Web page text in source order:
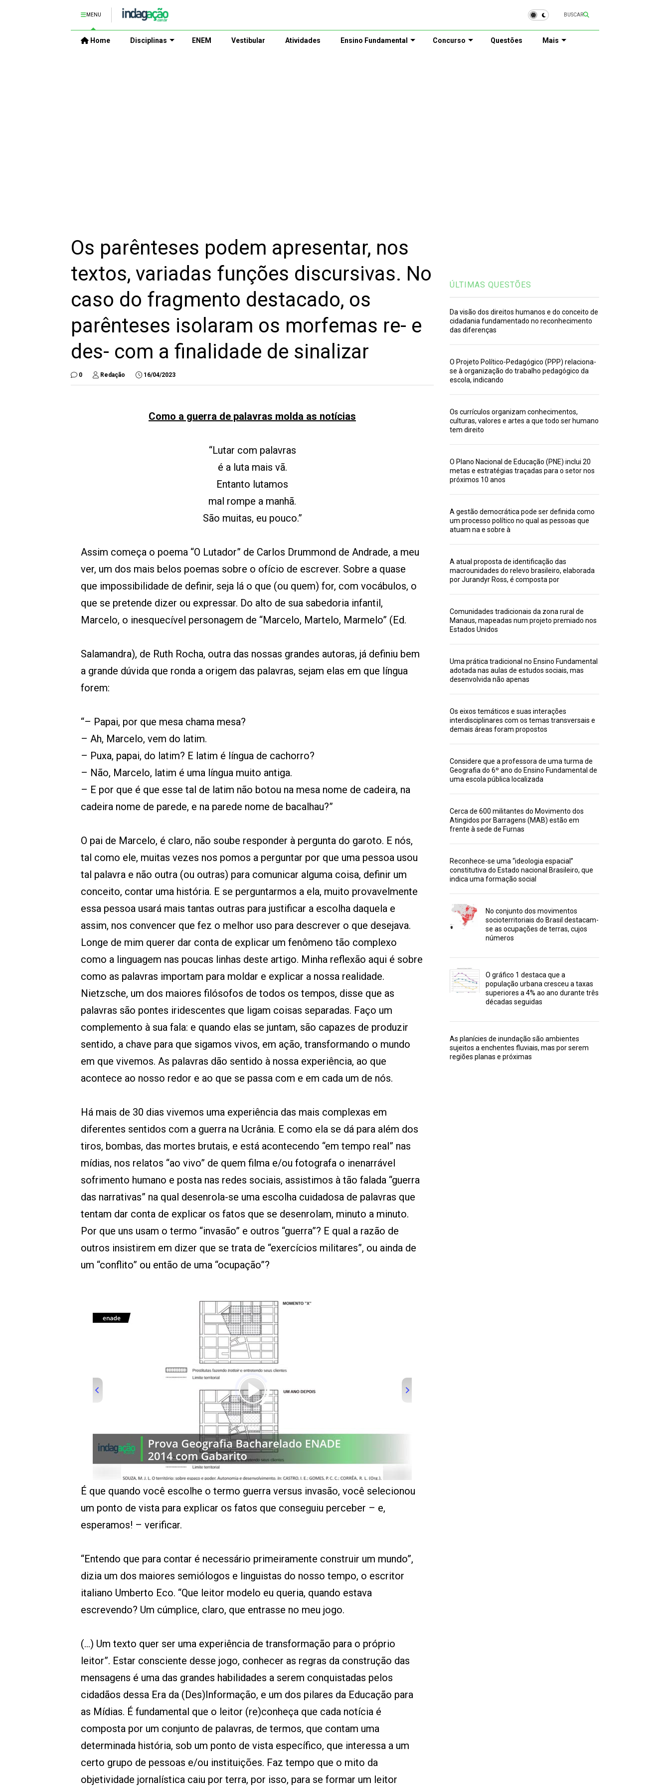
MENU BUSCAR
Home Disciplinas ENEM Vestibular Atividades Ensino Fundamental Concurso Questões Mais
Os parênteses podem apresentar, nos
textos, variadas funções discursivas. No
caso do fragmento destacado, os
parênteses isolaram os morfemas re- e
des- com a finalidade de sinalizar
0 Redação 16/04/2023
Como a guerra de palavras molda as notícias
“Lutar com palavras
é a luta mais vã.
Entanto lutamos
mal rompe a manhã.
São muitas, eu pouco.”
Assim começa o poema “O Lutador” de Carlos Drummond de Andrade, a meu
ver, um dos mais belos poemas sobre o ofício de escrever. Sobre a quase
que impossibilidade de definir, seja lá o que (ou quem) for, com vocábulos, o
que se pretende dizer ou expressar. Do alto de sua sabedoria infantil,
Marcelo, o inesquecível personagem de “Marcelo, Martelo, Marmelo” (Ed.
Salamandra), de Ruth Rocha, outra das nossas grandes autoras, já definiu bem
a grande dúvida que ronda a origem das palavras, sejam elas em que língua
forem:
“– Papai, por que mesa chama mesa?
– Ah, Marcelo, vem do latim.
– Puxa, papai, do latim? E latim é língua de cachorro?
– Não, Marcelo, latim é uma língua muito antiga.
– E por que é que esse tal de latim não botou na mesa nome de cadeira, na
cadeira nome de parede, e na parede nome de bacalhau?”
O pai de Marcelo, é claro, não soube responder à pergunta do garoto. E nós,
tal como ele, muitas vezes nos pomos a perguntar por que uma pessoa usou
tal palavra e não outra (ou outras) para comunicar alguma coisa, definir um
conceito, contar uma história. E se perguntarmos a ela, muito provavelmente
essa pessoa usará mais tantas outras para justificar a escolha daquela e
assim, nos convencer que fez o melhor uso para descrever o que desejava.
Longe de mim querer dar conta de explicar um fenômeno tão complexo
como a linguagem nas poucas linhas deste artigo. Minha reflexão aqui é sobre
como as palavras importam para moldar e explicar a nossa realidade.
Nietzsche, um dos maiores filósofos de todos os tempos, disse que as
palavras são pontes iridescentes que ligam coisas separadas. Faço um
complemento à sua fala: e quando elas se juntam, são capazes de produzir
sentido, a chave para que sigamos vivos, em ação, transformando o mundo
em que vivemos. As palavras dão sentido à nossa experiência, ao que
acontece ao nosso redor e ao que se passa com e em cada um de nós.
Há mais de 30 dias vivemos uma experiência das mais complexas em
diferentes sentidos com a guerra na Ucrânia. E como ela se dá para além dos
tiros, bombas, das mortes brutais, e está acontecendo “em tempo real” nas
mídias, nos relatos “ao vivo” de quem filma e/ou fotografa o inenarrável
sofrimento humano e posta nas redes sociais, assistimos à tão falada “guerra
das narrativas” na qual desenrola-se uma escolha cuidadosa de palavras que
tentam dar conta de explicar os fatos que se desenrolam, minuto a minuto.
Por que uns usam o termo “invasão” e outros “guerra”? E qual a razão de
outros insistirem em dizer que se trata de “exercícios militares”, ou ainda de
um “conflito” ou então de uma “ocupação”?
É que quando você escolhe o termo guerra versus invasão, você selecionou
um ponto de vista para explicar os fatos que conseguiu perceber – e,
esperamos! – verificar.
“Entendo que para contar é necessário primeiramente construir um mundo”,
dizia um dos maiores semiólogos e linguistas do nosso tempo, o escritor
italiano Umberto Eco. “Que leitor modelo eu queria, quando estava
escrevendo? Um cúmplice, claro, que entrasse no meu jogo.
(...) Um texto quer ser uma experiência de transformação para o próprio
leitor”. Estar consciente desse jogo, conhecer as regras da construção das
mensagens é uma das grandes habilidades a serem conquistadas pelos
cidadãos dessa Era da (Des)Informação, e um dos pilares da Educação para
as Mídias. É fundamental que o leitor (re)conheça que cada notícia é
composta por um conjunto de palavras, de termos, que contam uma
determinada história, sob um ponto de vista específico, que interessa a um
certo grupo de pessoas e/ou instituições. Faz tempo que o mito da
objetividade jornalística caiu por terra, por isso, para se formar um leitor
ÚLTIMAS QUESTÕES
Da visão dos direitos humanos e do conceito de
cidadania fundamentado no reconhecimento
das diferenças
O Projeto Político-Pedagógico (PPP) relaciona-
se à organização do trabalho pedagógico da
escola, indicando
Os currículos organizam conhecimentos,
culturas, valores e artes a que todo ser humano
tem direito
O Plano Nacional de Educação (PNE) inclui 20
metas e estratégias traçadas para o setor nos
próximos 10 anos
A gestão democrática pode ser definida como
um processo político no qual as pessoas que
atuam na e sobre à
A atual proposta de identificação das
macrounidades do relevo brasileiro, elaborada
por Jurandyr Ross, é composta por
Comunidades tradicionais da zona rural de
Manaus, mapeadas num projeto premiado nos
Estados Unidos
Uma prática tradicional no Ensino Fundamental
adotada nas aulas de estudos sociais, mas
desenvolvida não apenas
Os eixos temáticos e suas interações
interdisciplinares com os temas transversais e
demais áreas foram propostos
Considere que a professora de uma turma de
Geografia do 6º ano do Ensino Fundamental de
uma escola pública localizada
Cerca de 600 militantes do Movimento dos
Atingidos por Barragens (MAB) estão em
frente à sede de Furnas
Reconhece-se uma “ideologia espacial”
constitutiva do Estado nacional Brasileiro, que
indica uma formação social
No conjunto dos movimentos
socioterritoriais do Brasil destacam-
se as ocupações de terras, cujos
números
O gráfico 1 destaca que a
população urbana cresceu a taxas
superiores a 4% ao ano durante três
décadas seguidas
As planícies de inundação são ambientes
sujeitos a enchentes fluviais, mas por serem
regiões planas e próximas